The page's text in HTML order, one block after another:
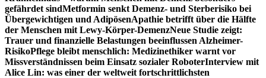
gefährdet sindMetformin senkt Demenz- und Sterberisiko bei
Übergewichtigen und AdipösenApathie betrifft über die Hälfte
der Menschen mit Lewy-Körper-DemenzNeue Studie zeigt:
Trauer und finanzielle Belastungen beeinflussen Alzheimer-
RisikoPflege bleibt menschlich: Medizinethiker warnt vor
Missverständnissen beim Einsatz sozialer RoboterInterview mit
Alice Lin: was einer der weltweit fortschrittlichsten